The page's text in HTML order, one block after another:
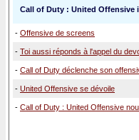
Call of Duty : United Offensive
- Offensive de screens
- Toi aussi réponds à l'appel du
- Call of Duty déclenche son
- United Offensive se dévoile
- Call of Duty : United Offensive